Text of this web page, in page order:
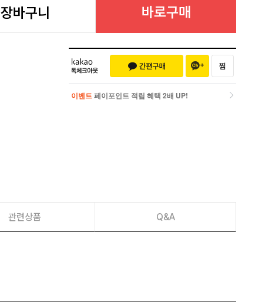
장바구니 바로구매
이벤트 페이포인트 적립 혜택 2배 UP!
관련상품 Q&A